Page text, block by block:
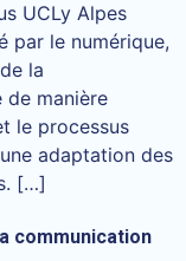
UCLy Alpes
par le numérique,
la
manière
le processus
adaptation des
[…]
communication